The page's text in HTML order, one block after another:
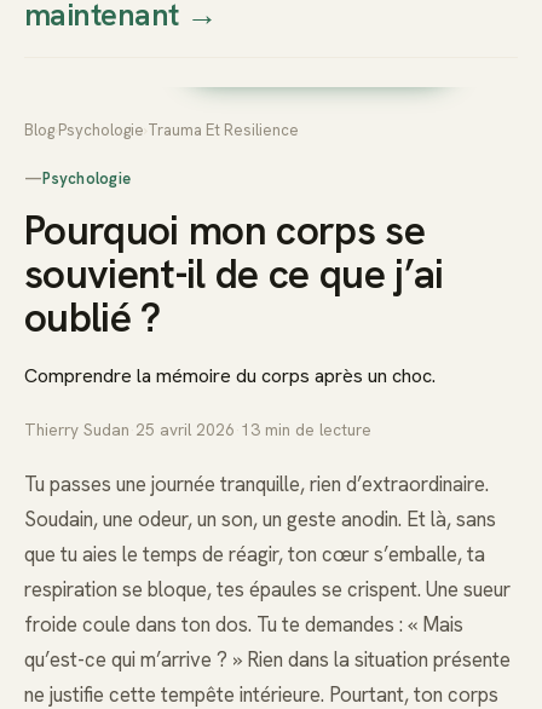
Thierry
Prendre rendez-vous dès
maintenant→
Blog Psychologie Trauma Et Resilience
—Psychologie
Pourquoi mon corps se
souvient-il de ce que j’ai
oublié ?
Comprendre la mémoire du corps après un choc.
Thierry Sudan 25 avril 2026 13 min de lecture
Tu passes une journée tranquille, rien d’extraordinaire.
Soudain, une odeur, un son, un geste anodin. Et là, sans
que tu aies le temps de réagir, ton cœur s’emballe, ta
respiration se bloque, tes épaules se crispent. Une sueur
froide coule dans ton dos. Tu te demandes : « Mais
qu’est-ce qui m’arrive ? » Rien dans la situation présente
ne justifie cette tempête intérieure. Pourtant, ton corps